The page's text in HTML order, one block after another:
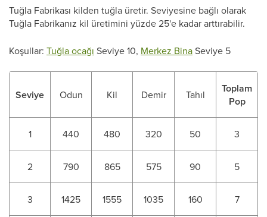
Tuğla Fabrikası kilden tuğla üretir. Seviyesine bağlı olarak
Tuğla Fabrikanız kil üretimini yüzde 25'e kadar arttırabilir.
Koşullar: Tuğla ocağı Seviye 10, Merkez BinaSeviye 5
Seviye Odun Kil Demir Tahıl
Toplam
Pop
1 440 480 320 50 3
2 790 865 575 90 5
3 1425 1555 1035 160 7